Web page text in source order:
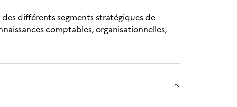
différents segments stratégiques de
comptables, organisationnelles,